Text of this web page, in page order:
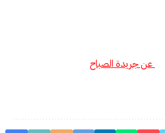
عن جريدة الصباح